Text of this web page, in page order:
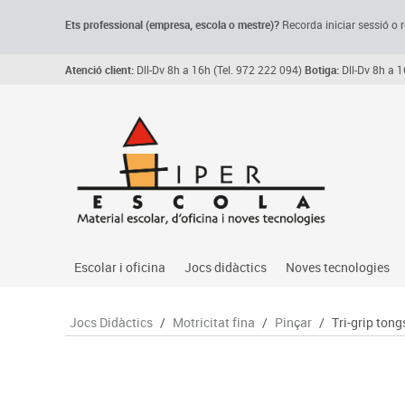
Ets professional (empresa, escolao mestre)? Recorda iniciar sessió o
Atenció client: Dll-Dv 8h a 16h (Tel. 972 222 094)Botiga: Dll-Dv 8h a
Escolar i oficina
Arxiu, carpetes i classificadors
Jocs didàctics
Primeres edats
Noves tecnologies
Audio
Jocs Didàctics / Motricitat fina / Pinçar / Tri-grip